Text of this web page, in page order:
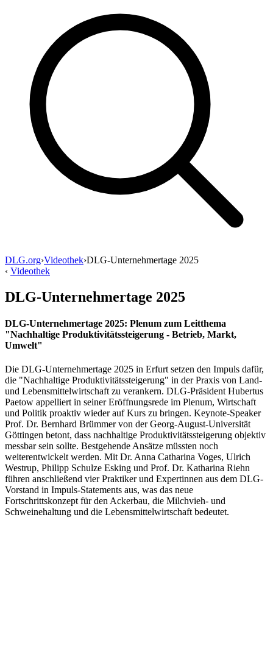
DLG.org›Videothek›DLG-Unternehmertage 2025
‹ Videothek
DLG-Unternehmertage 2025
DLG-Unternehmertage 2025: Plenum zum Leitthema
"Nachhaltige Produktivitätssteigerung - Betrieb, Markt,
Umwelt"
Die DLG-Unternehmertage 2025 in Erfurt setzen den Impuls dafür,
die "Nachhaltige Produktivitätssteigerung" in der Praxis von Land-
und Lebensmittelwirtschaft zu verankern. DLG-Präsident Hubertus
Paetow appelliert in seiner Eröffnungsrede im Plenum, Wirtschaft
und Politik proaktiv wieder auf Kurs zu bringen. Keynote-Speaker
Prof. Dr. Bernhard Brümmer von der Georg-August-Universität
Göttingen betont, dass nachhaltige Produktivitätssteigerung objektiv
messbar sein sollte. Bestgehende Ansätze müssten noch
weiterentwickelt werden. Mit Dr. Anna Catharina Voges, Ulrich
Westrup, Philipp Schulze Esking und Prof. Dr. Katharina Riehn
führen anschließend vier Praktiker und Expertinnen aus dem DLG-
Vorstand in Impuls-Statements aus, was das neue
Fortschrittskonzept für den Ackerbau, die Milchvieh- und
Schweinehaltung und die Lebensmittelwirtschaft bedeutet.